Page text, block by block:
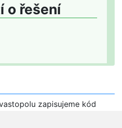
o řešení
zapisujeme kód
na rok vydání).